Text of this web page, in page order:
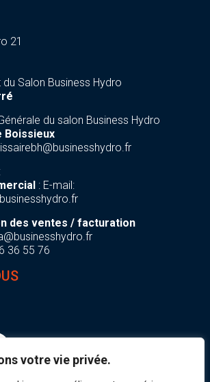
votre vie privée.
21
Salon Business Hydro
du salon Business Hydro
Boissieux
: E-mail:
des ventes / facturation
36 55 76